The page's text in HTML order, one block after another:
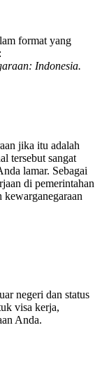
format yang
Indonesia.
jika itu adalah
tersebut sangat
lamar. Sebagai
di pemerintahan
kewarganegaraan
negeri dan status
visa kerja,
Anda.